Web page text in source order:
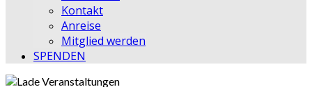
Kontakt
Anreise
Mitglied werden
SPENDEN